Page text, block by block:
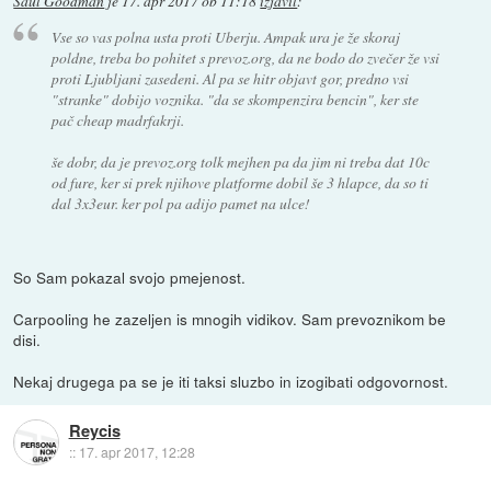
Vse so vas polna usta proti Uberju. Ampak ura je že skoraj
poldne, treba bo pohitet s prevoz.org, da ne bodo do zvečer že vsi
proti Ljubljani zasedeni. Al pa se hitr objavt gor, predno vsi
"stranke" dobijo voznika. "da se skompenzira bencin", ker ste
pač cheap madrfakrji.
še dobr, da je prevoz.org tolk mejhen pa da jim ni treba dat 10c
od fure, ker si prek njihove platforme dobil še 3 hlapce, da so ti
dal 3x3eur. ker pol pa adijo pamet na ulce!
So Sam pokazal svojo pmejenost.
Carpooling he zazeljen is mnogih vidikov. Sam prevoznikom be
disi.
Nekaj drugega pa se je iti taksi sluzbo in izogibati odgovornost.
Reycis
:: 17. apr 2017, 12:28